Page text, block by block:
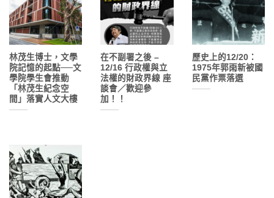
林茂生博士，文學
院記憶的起點──文
學院學生會推動
「林茂生紀念空
間」落實人文大樓
在不副署之後 –
12/16 行政權與立
法權的財政界線 座
談會／歡迎參
加！！
歷史上的12/20：
1975年郭雨新被國
民黨作票落選